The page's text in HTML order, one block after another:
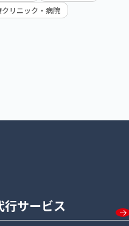
リニック・病院
行サービス